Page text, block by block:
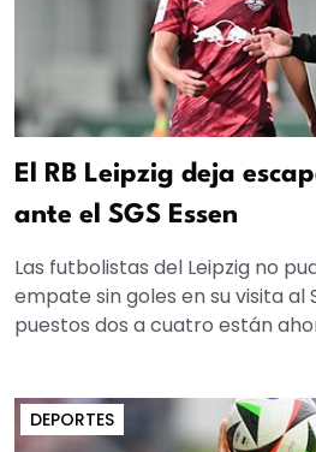
El RB Leipzig deja
ante el SGS Essen
Las futbolistas del Leipzig no
empate sin goles en su visita al
puestos dos a cuatro están
DEPORTES